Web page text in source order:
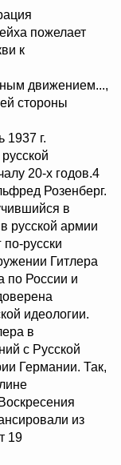
пожелает
к
движением...,
стороны
1937 г.
20-х годов.4
Розенберг.
в
русской армии
русски
Гитлера
по России и
идеологии.
в
с Русской
Германии. Так,
из
19